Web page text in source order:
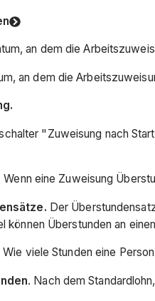
an dem die
an dem die
"Zuweisung nach
Wenn eine Zuweisung
Der
können Überstunden an
Wie viele Stunden eine
. Nach dem